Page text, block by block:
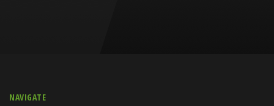
NAVIGATE